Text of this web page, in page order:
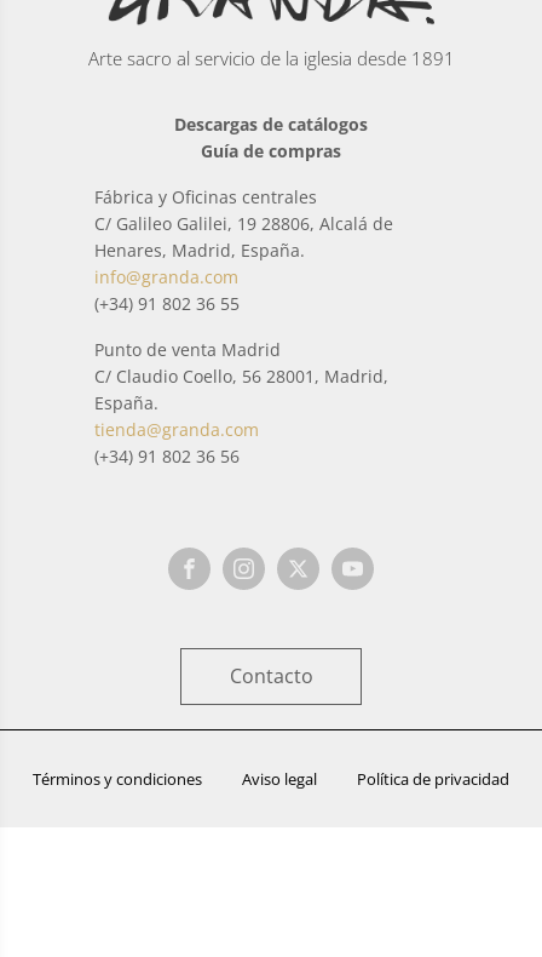
Arte sacro al servicio de la iglesia desde 1891
Descargas de catálogos
Guía de compras
Fábrica y Oficinas centrales
C/ Galileo Galilei, 19 28806, Alcalá de
Henares, Madrid, España.
info@granda.com
(+34) 91 802 36 55
Punto de venta Madrid
C/ Claudio Coello, 56 28001, Madrid,
España.
tienda@granda.com
(+34) 91 802 36 56
Contacto
Términos y condiciones Aviso legal Política de privacidad